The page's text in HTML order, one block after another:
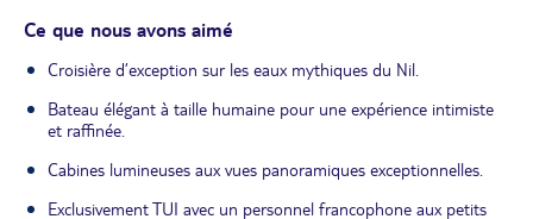
Ce que nous avons aimé
Croisière d’exception sur les eaux mythiques du Nil.
Bateau élégant à taille humaine pour une expérience intimiste
et raffinée.
Cabines lumineuses aux vues panoramiques exceptionnelles.
Exclusivement TUI avec un personnel francophone aux petits